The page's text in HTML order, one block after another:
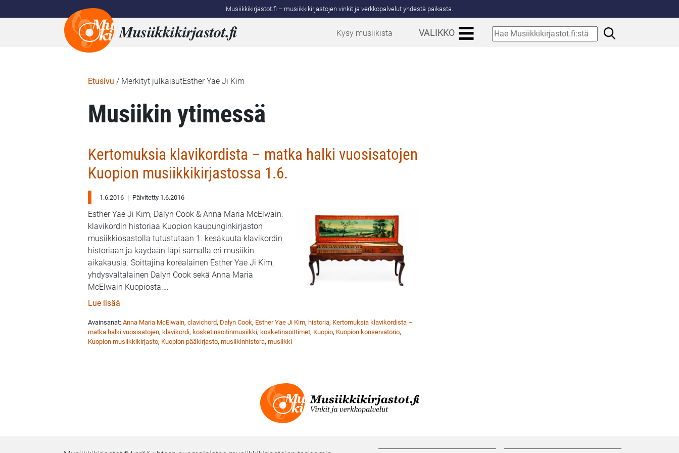
Musiikkikirjastot.fi – musiikkikirjastojen vinkit ja verkkopalvelut yhdestä paikasta.
Musiikkikirjastot.fi Kysy musiikista VALIKKO Hae
Etusivu / Merkityt julkaisutEsther Yae Ji Kim
Musiikin ytimessä
Kertomuksia klavikordista – matka halki vuosisatojen
Kuopion musiikkikirjastossa 1.6.
1.6.2016 | Päivitetty 1.6.2016
Esther Yae Ji Kim, Dalyn Cook & Anna Maria McElwain:
klavikordin historiaa Kuopion kaupunginkirjaston
musiikkiosastolla tutustutaan 1. kesäkuuta klavikordin
historiaan ja käydään läpi samalla eri musiikin
aikakausia. Soittajina korealainen Esther Yae Ji Kim,
yhdysvaltalainen Dalyn Cook sekä Anna Maria
McElwain Kuopiosta.…
Lue lisää
Avainsanat: Anna Maria McElwain, clavichord, Dalyn Cook, Esther Yae Ji Kim, historia, Kertomuksia klavikordista –
matka halki vuosisatojen, klavikordi, kosketinsoitinmusiikki, kosketinsoittimet, Kuopio, Kuopion konservatorio,
Kuopion musiikkikirjasto, Kuopion pääkirjasto, musiikinhistora, musiikki